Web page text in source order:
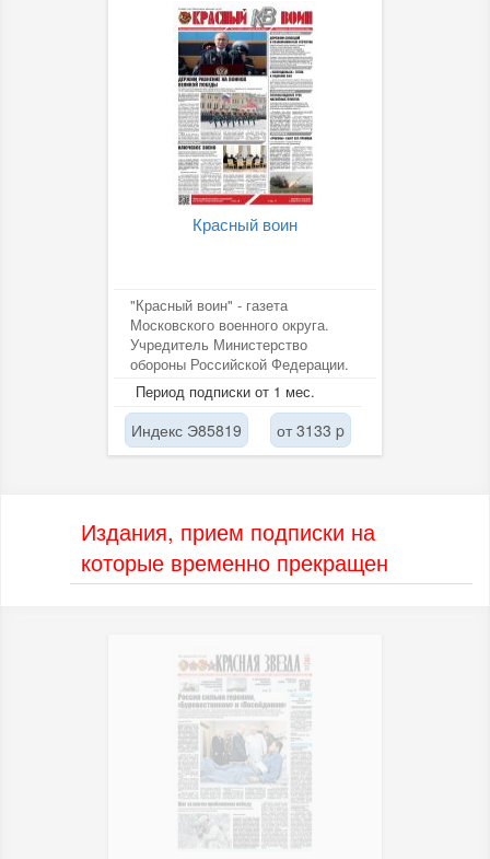
Красный воин
"Красный воин" - газета
Московского военного округа.
Учредитель Министерство
обороны Российской Федерации.
Период подписки от 1 мес.
Индекс Э85819 от 3133 p
Издания, прием подписки на
которые временно прекращен